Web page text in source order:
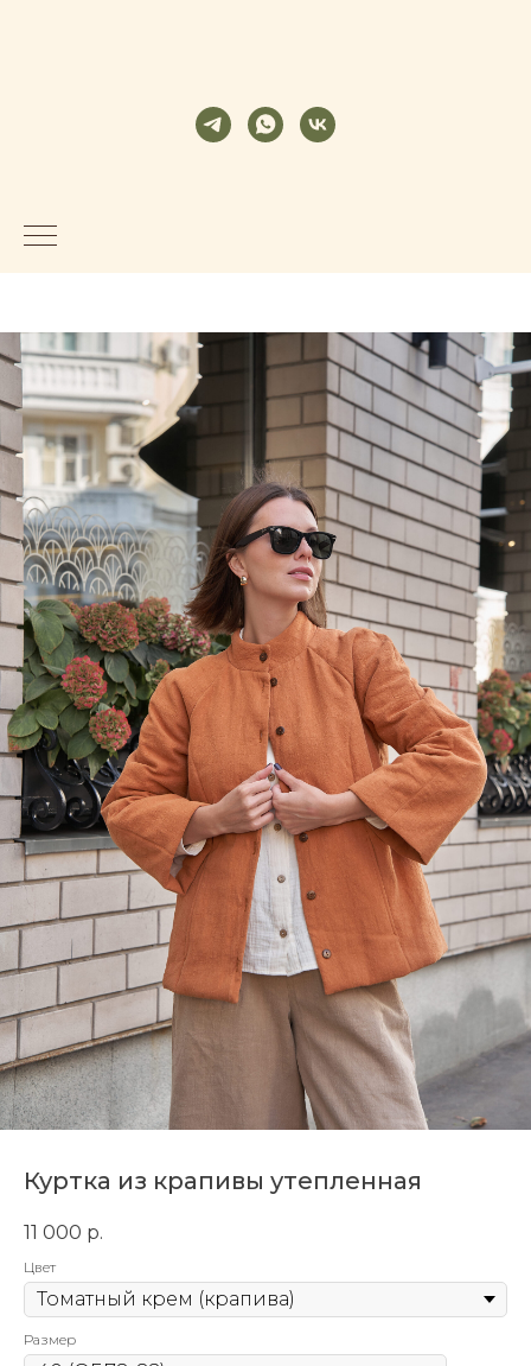
Куртка из крапивы утепленная
11 000 р.
Цвет
Размер